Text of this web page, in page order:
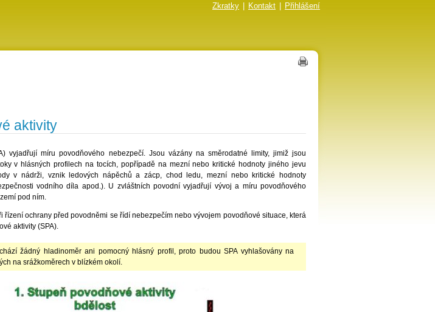
Zkratky Kontakt Přihlášení
aktivity
vyjadřují míru povodňového nebezpečí. Jsou vázány na směrodatné limity, jimiž jsou
v hlásných profilech na tocích, popřípadě na mezní nebo kritické hodnoty jiného jevu
v nádrži, vznik ledových nápěchů a zácp, chod ledu, mezní nebo kritické hodnoty
vodního díla apod.). U zvláštních povodní vyjadřují vývoj a míru povodňového
pod ním.
řízení ochrany před povodněmi se řídí nebezpečím nebo vývojem povodňové situace, která
aktivity (SPA).
žádný hladinoměr ani pomocný hlásný profil, proto budou SPA vyhlašovány na
na srážkoměrech v blízkém okolí.